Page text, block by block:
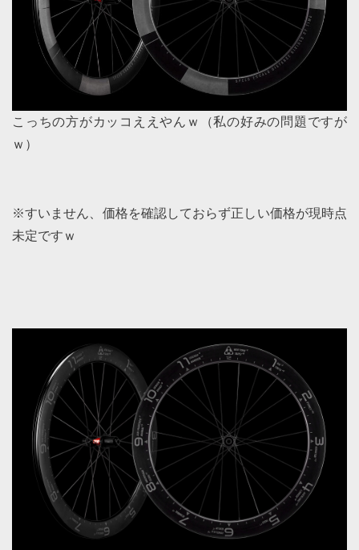
こっちの方がカッコええやんｗ（私の好みの問題ですが
ｗ）
※すいません、価格を確認しておらず正しい価格が現時点
未定ですｗ